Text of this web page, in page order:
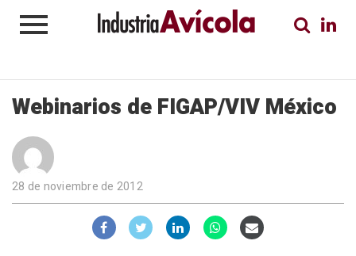
Webinarios de FIGAP/VIV México
28 de noviembre de 2012